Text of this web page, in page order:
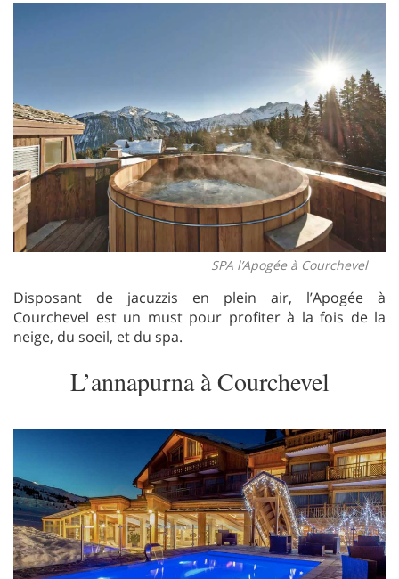
SPA l’Apogée à Courchevel
Disposant de jacuzzis en plein air, l’Apogée à
Courchevel est un must pour profiter à la fois de la
neige, du soeil, et du spa.
L’annapurna à Courchevel